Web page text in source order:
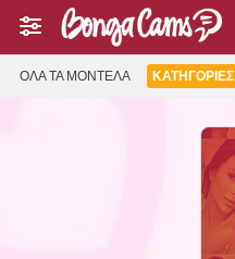
ΌΛΑ ΤΑ ΜΟΝΤΈΛΑ ΚΑΤΗΓΟΡΊΕΣ